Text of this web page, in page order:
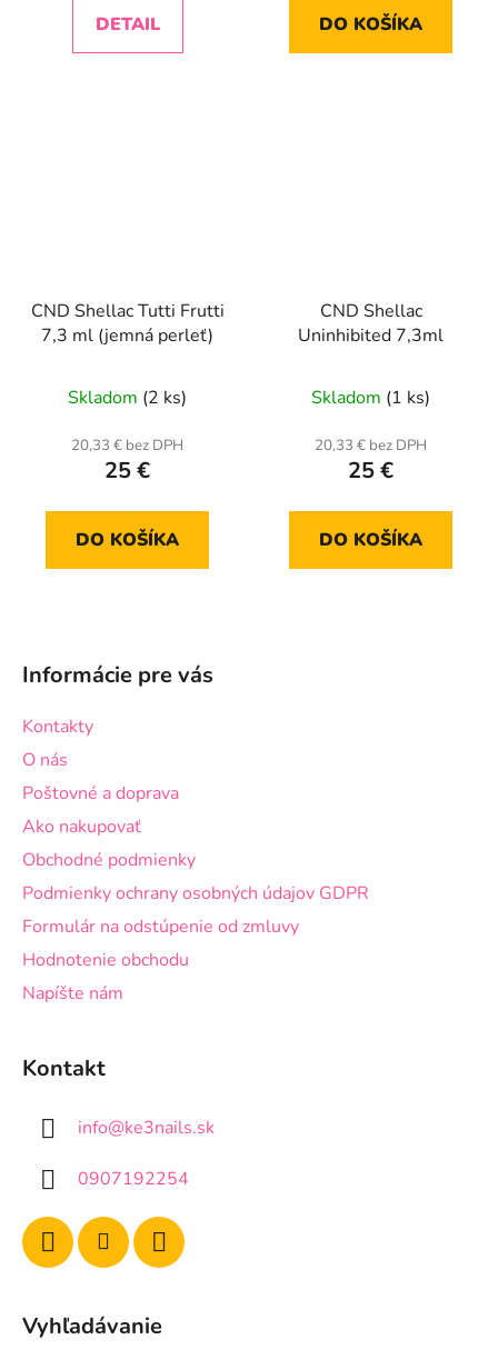
DETAIL DO KOŠÍKA
CND Shellac Tutti Frutti
7,3 ml (jemná perleť)
Skladom (2 ks)
20,33 € bez DPH
25 €
DO KOŠÍKA
CND Shellac
Uninhibited 7,3ml
Skladom (1 ks)
20,33 € bez DPH
25 €
DO KOŠÍKA
Informácie pre vás
Kontakty
O nás
Poštovné a doprava
Ako nakupovať
Obchodné podmienky
Podmienky ochrany osobných údajov GDPR
Formulár na odstúpenie od zmluvy
Hodnotenie obchodu
Napíšte nám
Kontakt
info@ke3nails.sk
0907192254
Vyhľadávanie